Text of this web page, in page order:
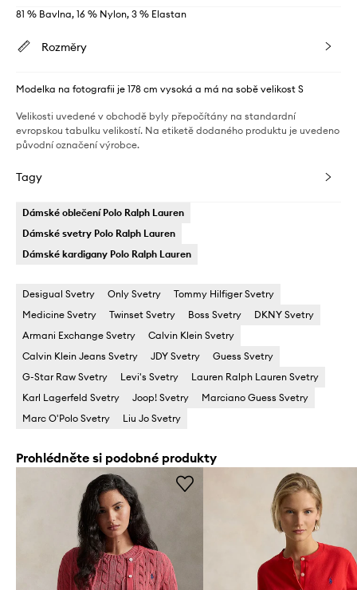
81 % Bavlna, 16 % Nylon, 3 % Elastan
Rozměry
Modelka na fotografii je 178 cm vysoká a má na sobě velikost S
Velikosti uvedené v obchodě byly přepočítány na standardní
evropskou tabulku velikostí. Na etiketě dodaného produktu je uvedeno
původní označení výrobce.
Tagy
Dámské oblečení Polo Ralph Lauren
Dámské svetry Polo Ralph Lauren
Dámské kardigany Polo Ralph Lauren
Desigual Svetry Only Svetry
Tommy Hilfiger Svetry
Medicine Svetry
Twinset Svetry Boss Svetry
DKNY Svetry
Armani Exchange Svetry
Calvin Klein Svetry
Calvin Klein Jeans Svetry
JDY Svetry
Guess Svetry
G-Star Raw Svetry
Levi's Svetry
Lauren Ralph Lauren Svetry
Karl Lagerfeld Svetry
Joop! Svetry
Marciano Guess Svetry
Marc O'Polo Svetry
Liu Jo Svetry
Prohlédněte si podobné produkty